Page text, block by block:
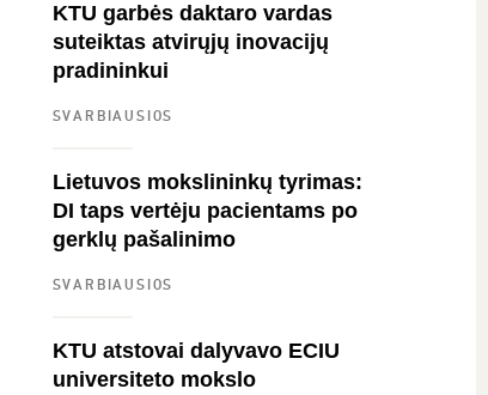
KTU garbės daktaro vardas
suteiktas atvirųjų inovacijų
pradininkui
SVARBIAUSIOS
Lietuvos mokslininkų tyrimas:
DI taps vertėju pacientams po
gerklų pašalinimo
SVARBIAUSIOS
KTU atstovai dalyvavo ECIU
universiteto mokslo